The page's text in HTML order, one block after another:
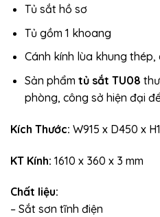
Tủ sắt hồ sơ
Tủ gồm 1 khoang
Cánh kính lùa khung
Sản phẩm tủ sắt TU08
phòng, công sở hiện đại
Kích Thước: W915 x D450 x
KT Kính: 1610 x 360 x 3 mm
Chất liệu:
– Sắt sơn tĩnh điện